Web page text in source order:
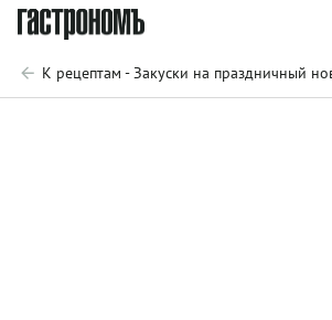
К рецептам - Закуски на праздничный